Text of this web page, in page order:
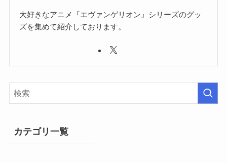
大好きなアニメ『エヴァンゲリオン』シリーズのグッ
ズを集めて紹介しております。
カテゴリ一覧